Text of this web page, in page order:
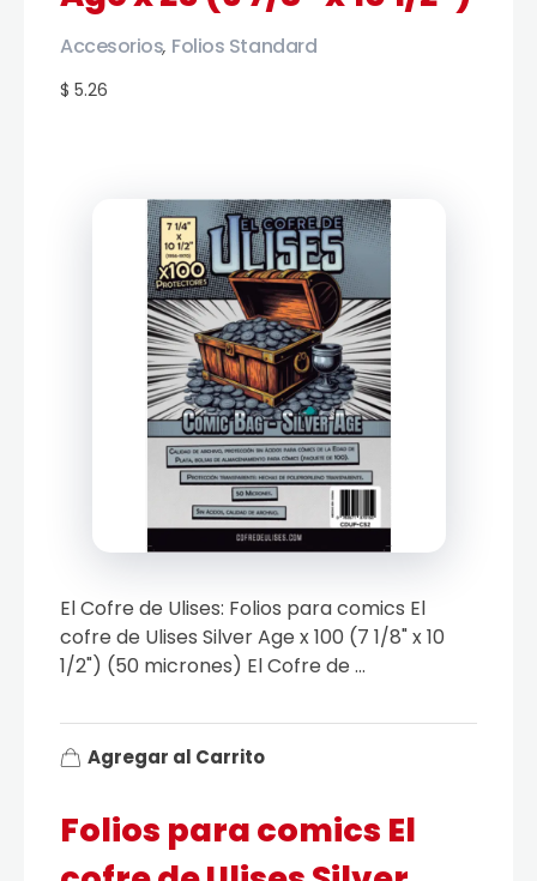
$ 5.26
Accesorios, Folios Standard
Folios para comics El
El Cofre de Ulises: Folios para comics El
cofre de Ulises Silver Age x 100 (7 1/8" x 10
1/2") (50 micrones) El Cofre de ...
Agregar al Carrito